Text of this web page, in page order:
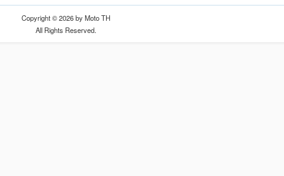
Copyright © 2026 by Moto TH
All Rights Reserved.